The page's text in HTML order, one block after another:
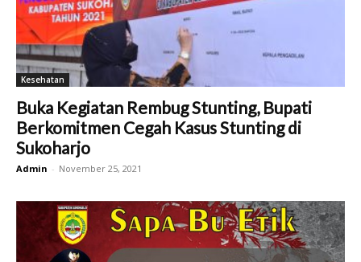
Kesehatan
Buka Kegiatan Rembug Stunting, Bupati
Berkomitmen Cegah Kasus Stunting di
Sukoharjo
Admin - November 25, 2021